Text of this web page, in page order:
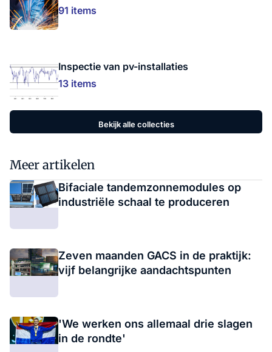
91 items
Inspectie van pv-installaties
13 items
Bekijk alle collecties
Meer artikelen
Bifaciale tandemzonnemodules op
industriële schaal te produceren
Zeven maanden GACS in de praktijk:
vijf belangrijke aandachtspunten
'We werken ons allemaal drie slagen
in de rondte'